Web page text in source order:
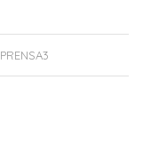
PRENSA3